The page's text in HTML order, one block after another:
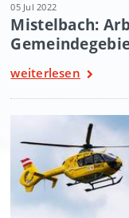
05 Jul 2022
Mistelbach:
weiterlesen